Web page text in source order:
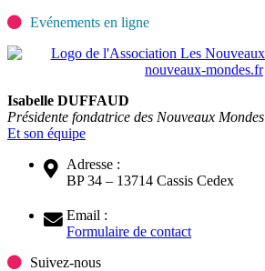
Evénements en ligne
Isabelle DUFFAUD
Présidente fondatrice des Nouveaux Mondes
Et son équipe
Adresse :
BP 34 – 13714 Cassis Cedex
Email :
Formulaire de contact
Suivez-nous